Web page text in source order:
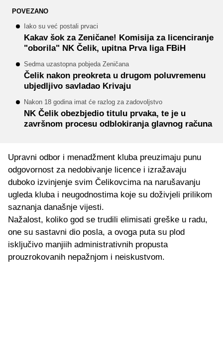
POVEZANO
Iako su već postali prvaci
Kakav šok za Zeničane! Komisija za licenciranje
"oborila" NK Čelik, upitna Prva liga FBiH
Sedma uzastopna pobjeda Zeničana
Čelik nakon preokreta u drugom poluvremenu
ubjedljivo savladao Krivaju
Nakon 18 godina imat će razlog za zadovoljstvo
NK Čelik obezbjedio titulu prvaka, te je u
završnom procesu odblokiranja glavnog računa
Upravni odbor i menadžment kluba preuzimaju punu
odgovornost za nedobivanje licence i izražavaju
duboko izvinjenje svim Čelikovcima na narušavanju
ugleda kluba i neugodnostima koje su doživjeli prilikom
saznanja današnje vijesti.
Nažalost, koliko god se trudili elimisati greške u radu,
one su sastavni dio posla, a ovoga puta su plod
isključivo manjiih administrativnih propusta
prouzrokovanih nepažnjom i neiskustvom.